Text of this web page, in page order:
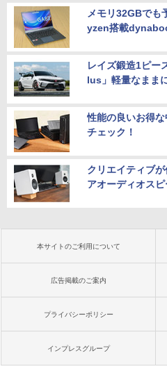
メモリ32GBでも
yzen搭載
レイズ鍛造1ピー
lus」軽量なまま
性能の良いお得
チェック！
クリエイティブ
アオーディオスピ
本サイトのご利用について
広告掲載のご案内
プライバシーポリシー
インプレスグループ